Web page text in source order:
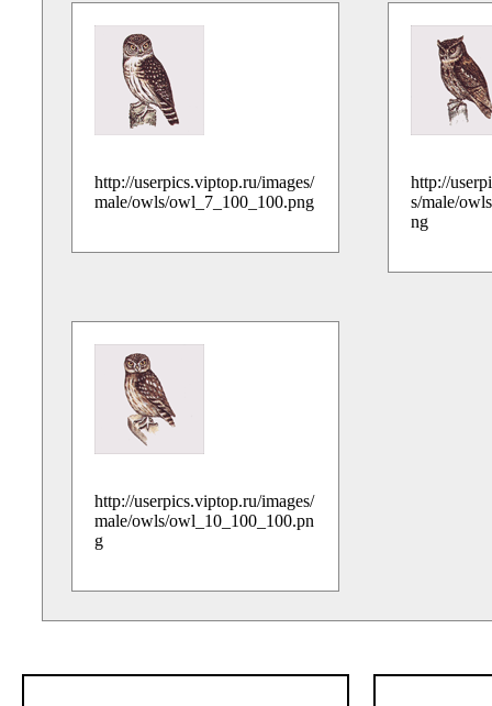
http://userpics.viptop.ru/images/
male/owls/owl_7_100_100.png
http://
s/male/
ng
http://userpics.viptop.ru/images/
male/owls/owl_10_100_100.pn
g